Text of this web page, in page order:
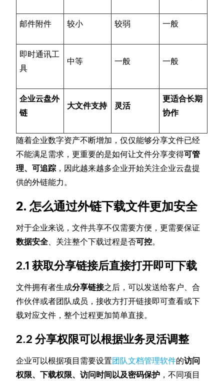
邮件附件 较小 较弱 一般
即时通讯工
具
中等 一般 一般
企业云盘外
链
大文件支持 灵活
更适合长期
协作
随着企业数字资产不断增加，仅仅能够分享文件已经
不能满足需求，更重要的是如何让文件分享变得可管
理、可追踪 ，因此越来越多企业开始关注企业云盘提
供的外链能力。
2. 怎么通过外链下载文件更加安全
对于企业来说，文件共享不仅需要方便，更需要保证
数据安全 、关注整个下载过程是否可控。
2.1 获取分享链接后直接打开即可下载
文件拥有者生成分享链接之后，可以发送给客户、合
作伙伴或者团队成员，接收方打开链接即可查看或下
载对应文件，整个过程更加简单直接。
2.2 分享权限可以根据业务灵活调整
企业可以根据项目需要设置团队文档管理软件的访问
权限、下载权限、访问时间以及密码保护 ，不同项目